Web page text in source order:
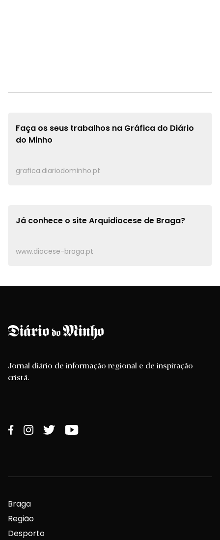
Faça os seus trabalhos na Gráfica do Diário
do Minho
grafica.diariodominho.pt
Já conhece o siteArquidiocese de Braga?
www.diocese-braga.pt
Jornal diário de informação regional e de inspiração
cristã.
Braga
Região
Desporto